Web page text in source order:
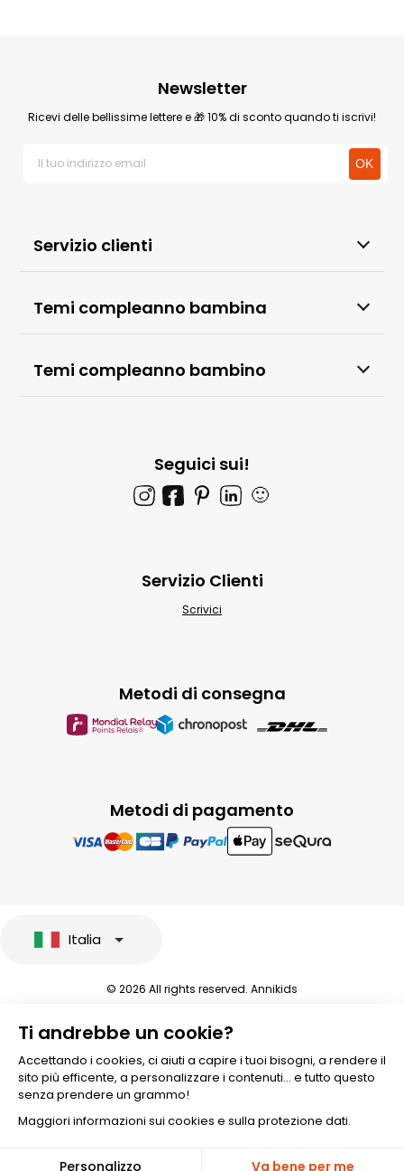
Servizio clienti
Temi compleanno bambina
Temi compleanno bambino
Newsletter
Ricevi delle bellissime lettere e 🎁 10% di sconto quando ti iscrivi!
Seguici sui!
🙂
Metodi di pagamento
Metodi di consegna
Servizio Clienti
Scrivici
Ti andrebbe un cookie?
Accettando i cookies, ci aiuti a capire i tuoi bisogni, a rendere il
sito più efficente, a personalizzare i contenuti... e tutto questo
senza prendere un grammo!
Maggiori informazioni sui cookies e sulla protezione dati.
Personalizzo Va bene per me
Italia
© 2026 All rights reserved. Annikids